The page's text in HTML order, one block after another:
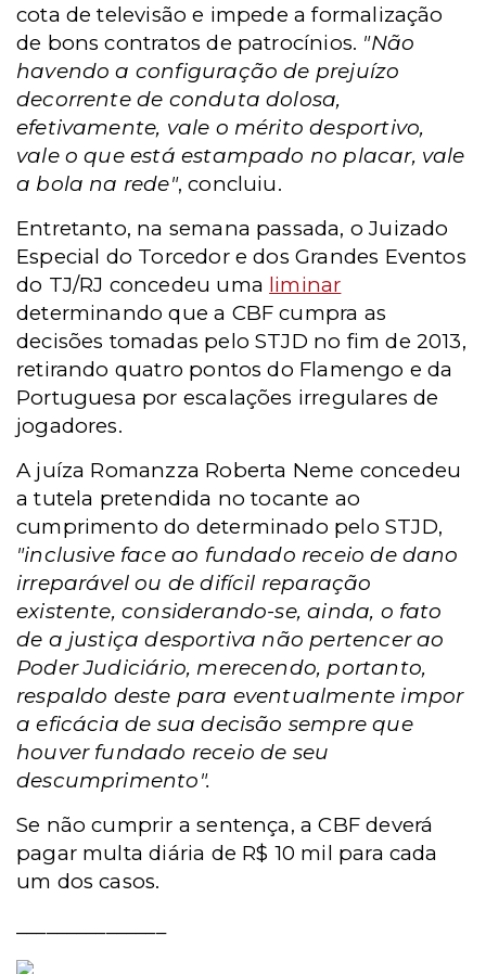
cota de televisão e impede a formalização
de bons contratos de patrocínios. "Não
havendo a configuração de prejuízo
decorrente de conduta dolosa,
efetivamente, vale o mérito desportivo,
vale o que está estampado no placar, vale
a bola na rede", concluiu.
Entretanto, na semana passada, o Juizado
Especial do Torcedor e dos Grandes Eventos
do TJ/RJ concedeu uma liminar
determinando que a CBF cumpra as
decisões tomadas pelo STJD no fim de 2013,
retirando quatro pontos do Flamengo e da
Portuguesa por escalações irregulares de
jogadores.
A juíza Romanzza Roberta Neme concedeu
a tutela pretendida no tocante ao
cumprimento do determinado pelo STJD,
"inclusive face ao fundado receio de dano
irreparável ou de difícil reparação
existente, considerando-se, ainda, o fato
de a justiça desportiva não pertencer ao
Poder Judiciário, merecendo, portanto,
respaldo deste para eventualmente impor
a eficácia de sua decisão sempre que
houver fundado receio de seu
descumprimento".
Se não cumprir a sentença, a CBF deverá
pagar multa diária de R$ 10 mil para cada
um dos casos.